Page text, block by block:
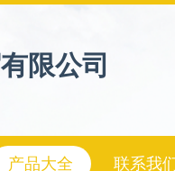
限公司
产品大全 联系我